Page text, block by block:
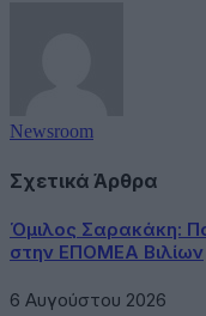
Newsroom
Σχετικά Άρθρα
Όμιλος Σαρακάκη:
στην ΕΠΟΜΕΑ Βιλίων
6 Αυγούστου 2026